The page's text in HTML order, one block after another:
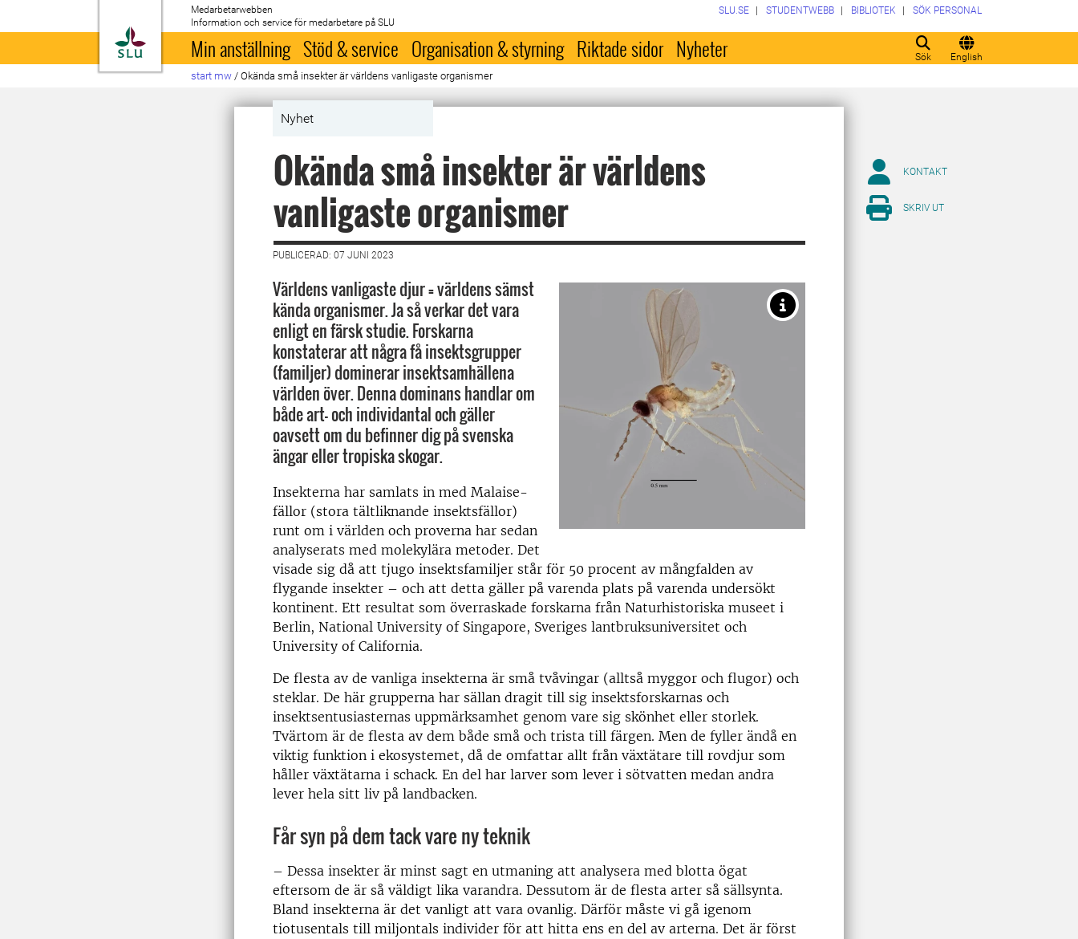
Till startsida
Medarbetarwebben
Information och service för medarbetare på SLU
Sök English
SLU.SE STUDENTWEBB BIBLIOTEK SÖK PERSONAL
Min anställning Stöd & service Organisation & styrning Riktade sidor Nyheter
start mw / Okända små insekter är världens vanligaste organismer
Nyhet
Okända små insekter är världens
vanligaste organismer
PUBLICERAD: 07 JUNI 2023
Världens vanligaste djur = världens sämst
kända organismer. Ja så verkar det vara
enligt en färsk studie. Forskarna
konstaterar att några få insektsgrupper
(familjer) dominerar insektsamhällena
världen över. Denna dominans handlar om
både art- och individantal och gäller
oavsett om du befinner dig på svenska
ängar eller tropiska skogar.
Insekterna har samlats in med Malaise-
fällor (stora tältliknande insektsfällor)
runt om i världen och proverna har sedan
analyserats med molekylära metoder. Det
visade sig då att tjugo insektsfamiljer står för 50 procent av mångfalden av
flygande insekter – och att detta gäller på varenda plats på varenda undersökt
kontinent. Ett resultat som överraskade forskarna från Naturhistoriska museet i
Berlin, National University of Singapore, Sveriges lantbruksuniversitet och
University of California.
De flesta av de vanliga insekterna är små tvåvingar (alltså myggor och flugor) och
steklar. De här grupperna har sällan dragit till sig insektsforskarnas och
insektsentusiasternas uppmärksamhet genom vare sig skönhet eller storlek.
Tvärtom är de flesta av dem både små och trista till färgen. Men de fyller ändå en
viktig funktion i ekosystemet, då de omfattar allt från växtätare till rovdjur som
håller växtätarna i schack. En del har larver som lever i sötvatten medan andra
lever hela sitt liv på landbacken.
Får syn på dem tack vare ny teknik
– Dessa insekter är minst sagt en utmaning att analysera med blotta ögat
eftersom de är så väldigt lika varandra. Dessutom är de flesta arter så sällsynta.
Bland insekterna är det vanligt att vara ovanlig. Därför måste vi gå igenom
tiotusentals till miljontals individer för att hitta ens en del av arterna. Det är först
KONTAKT
SKRIV UT